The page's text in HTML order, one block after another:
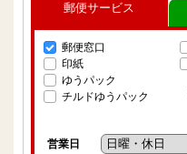
郵便サービス
郵便窓口
印紙
ゆうパック
チルドゆうパック
営業日